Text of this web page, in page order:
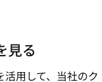
見る
用して、当社のク